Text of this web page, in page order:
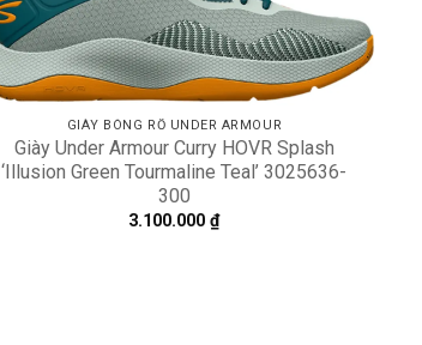
GIÀY BÓNG RỔ UNDER ARMOUR
Giày Under Armour Curry HOVR Splash
‘Illusion Green Tourmaline Teal’ 3025636-
300
3.100.000₫